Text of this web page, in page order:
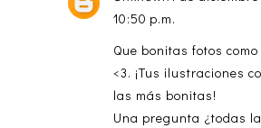
10:50 p.m.
Que bonitas fotos
<3. ¡Tus ilustraciones
las más bonitas!
Una pregunta ¿todas